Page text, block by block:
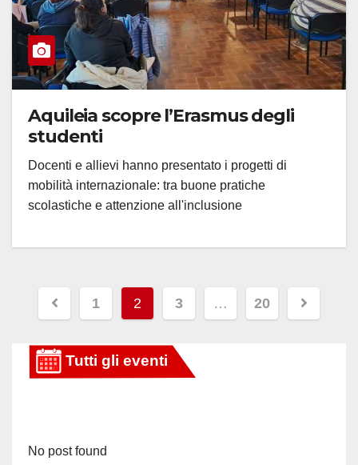
Aquileia scopre l’Erasmus degli
studenti
Docenti e allievi hanno presentato i progetti di
mobilità internazionale: tra buone pratiche
scolastiche e attenzione all'inclusione
Paginazione
degli
articoli
1 2 3 … 20
No post found